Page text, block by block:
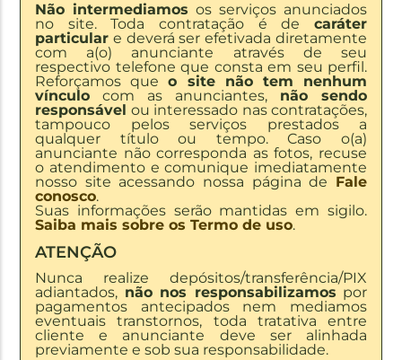
Não intermediamos os serviços anunciados
no site. Toda contratação é de caráter
particular e deverá ser efetivada diretamente
com a(o) anunciante através de seu
respectivo telefone que consta em seu perfil.
Reforçamos queo site não tem nenhum
vínculo com as anunciantes, não sendo
responsável ou interessado nas contratações,
tampouco pelos serviços prestados a
qualquer título ou tempo. Caso o(a)
anunciante não corresponda as fotos, recuse
o atendimento e comunique imediatamente
nosso site acessando nossa página de Fale
conosco.
Suas informações serão mantidas em sigilo.
Saiba mais sobre os Termo de uso.
ATENÇÃO
Nunca realize depósitos/transferência/PIX
adiantados, não nos responsabilizamos por
pagamentos antecipados nem mediamos
eventuais transtornos, toda tratativa entre
cliente e anunciante deve ser alinhada
previamente e sob sua responsabilidade.